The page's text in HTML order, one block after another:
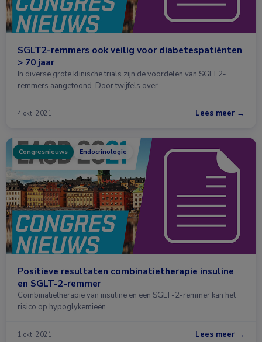
SGLT2-remmers ook veilig voor diabetespatiënten
> 70 jaar
In diverse grote klinische trials zijn de voordelen van SGLT2-
remmers aangetoond. Door twijfels over …
4 okt. 2021 Lees meer →
Congresnieuws Endocrinologie
Positieve resultaten combinatietherapie insuline
en SGLT-2-remmer
Combinatietherapie van insuline en een SGLT-2-remmer kan het
risico op hypoglykemieën …
1 okt. 2021 Lees meer →